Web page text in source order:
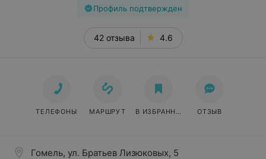
Профиль подтвержден
42 отзыва 4.6
Гомель, ул. Братьев Лизюковых, 5
ТЕЛЕФОНЫ МАРШРУТ В ИЗБРАННОЕ ОТЗЫВ